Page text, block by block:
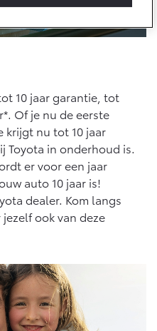
Toyota C-HR
Vanaf € 36.495,-
RAV4
PLUG-IN HYBRIDE
Vanaf € 49.995,-
10 jaar garantie, tot
Of je nu de eerste
krijgt nu tot 10 jaar
Toyota in onderhoud is.
er voor een jaar
auto 10 jaar is!
dealer. Kom langs
ook van deze